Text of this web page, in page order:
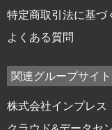
特定商取引法に基づ
よくある質問
関連グループサイト
株式会社インプレス